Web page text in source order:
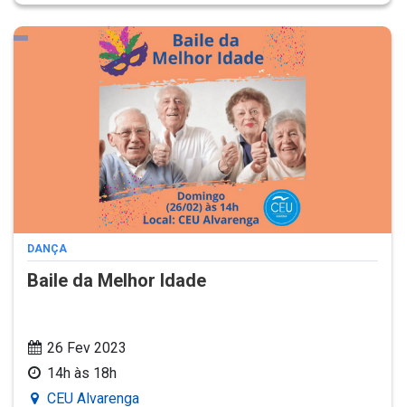
DANÇA
Baile da Melhor Idade
26 Fev 2023
14h às 18h
CEU Alvarenga